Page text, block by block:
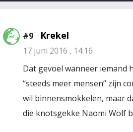
#9 Krekel
17 juni 2016 , 14:16
Dat gevoel wanneer iemand
“steeds meer mensen” zijn
wil binnensmokkelen, maar
die knotsgekke Naomi Wolf